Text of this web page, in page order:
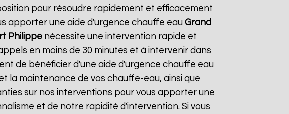
pour résoudre rapidement et efficacement
apporter une aide d'urgence chauffe eau Grand
Philippe nécessite une intervention rapide et
en moins de 30 minutes et à intervenir dans
de bénéficier d'une aide d'urgence chauffe eau
la maintenance de vos chauffe-eau, ainsi que
sur nos interventions pour vous apporter une
et de notre rapidité d'intervention. Si vous